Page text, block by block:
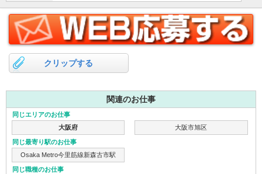
クリップする
関連のお仕事
同じエリアのお仕事
大阪府
大阪市旭区
同じ最寄り駅のお仕事
Osaka Metro今里筋線新森古市駅
同じ職種のお仕事